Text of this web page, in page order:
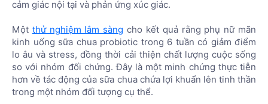
cảm giác nội tại và phản ứng xúc giác.
Một thử nghiệm lâm sàng cho kết quả rằng phụ nữ mãn
kinh uống sữa chua probiotic trong 6 tuần có giảm điểm
lo âu và stress, đồng thời cải thiện chất lượng cuộc sống
so với nhóm đối chứng. Đây là một minh chứng thực tiễn
hơn về tác động của sữa chua chứa lợi khuẩn lên tinh thần
trong một nhóm đối tượng cụ thể.